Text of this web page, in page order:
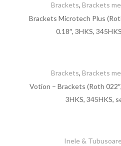
Brackets, Brackets
Brackets Microtech Plus
0.18″, 3HKS,
Brackets, Brackets
Votion – Brackets (Roth
3HKS, 345HKS,
Inele & Tubusoare